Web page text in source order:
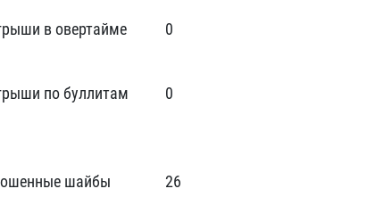
в овертайме 0
по буллитам 0
шайбы 26